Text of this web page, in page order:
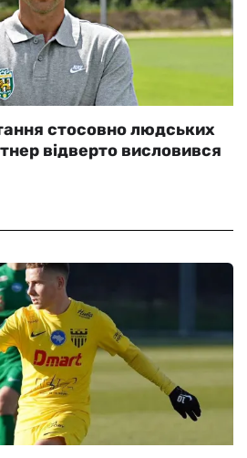
стосовно людських
відверто висловився